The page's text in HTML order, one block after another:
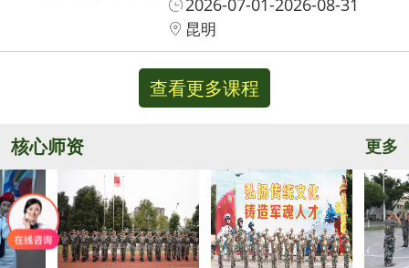
昆明
查看更多课程
核心师资 更多